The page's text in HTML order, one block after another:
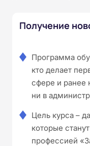
Получение
Программа
кто делает
сфере и ранее
ни в
Цель курса –
которые
профессией